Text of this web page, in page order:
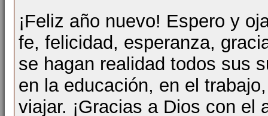
¡Feliz año nuevo! Espero y
fe, felicidad, esperanza,
se hagan realidad todos sus
en la educación, en el
viajar. ¡Gracias a Dios con